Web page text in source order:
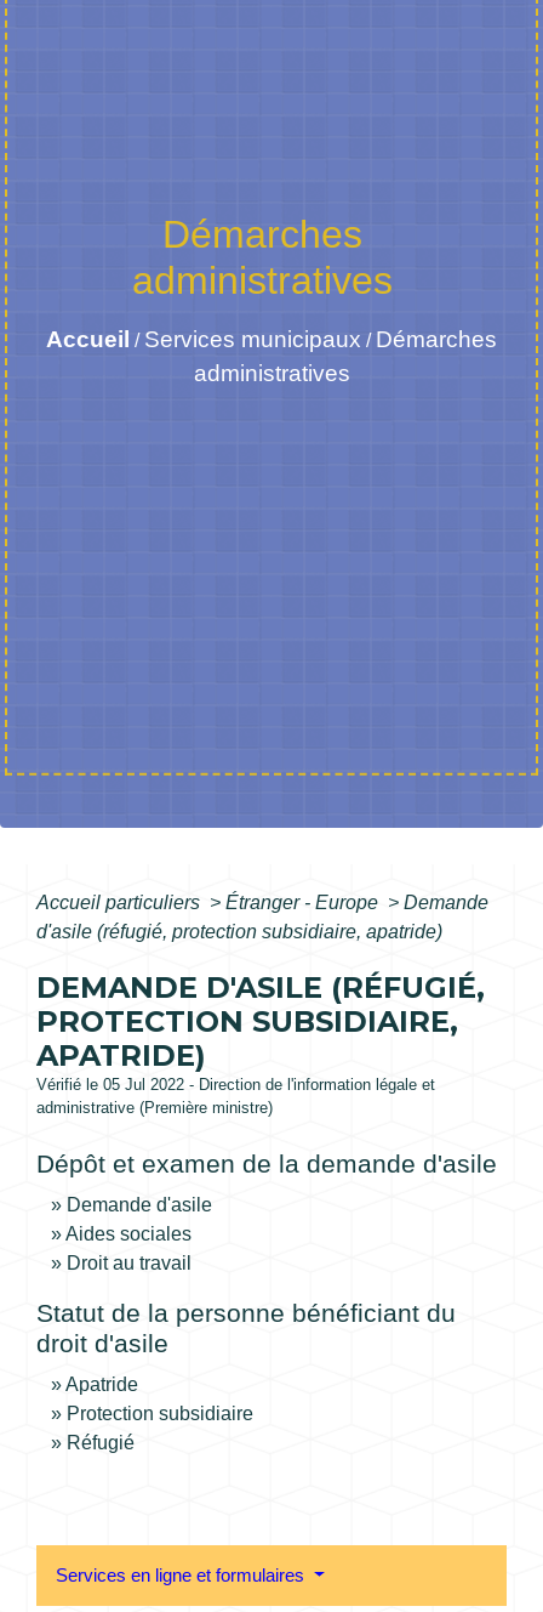
Démarches
administratives
Accueil / Services municipaux / Démarches
administratives
Accueil particuliers > Étranger - Europe > Demande
d'asile (réfugié, protection subsidiaire, apatride)
DEMANDE D'ASILE (RÉFUGIÉ,
PROTECTION SUBSIDIAIRE,
APATRIDE)
Vérifié le 05 Jul 2022 - Direction de l'information légale et
administrative (Première ministre)
Dépôt et examen de la demande d'asile
Demande d'asile
Aides sociales
Droit au travail
Statut de la personne bénéficiant du
droit d'asile
Apatride
Protection subsidiaire
Réfugié
Services en ligne et formulaires